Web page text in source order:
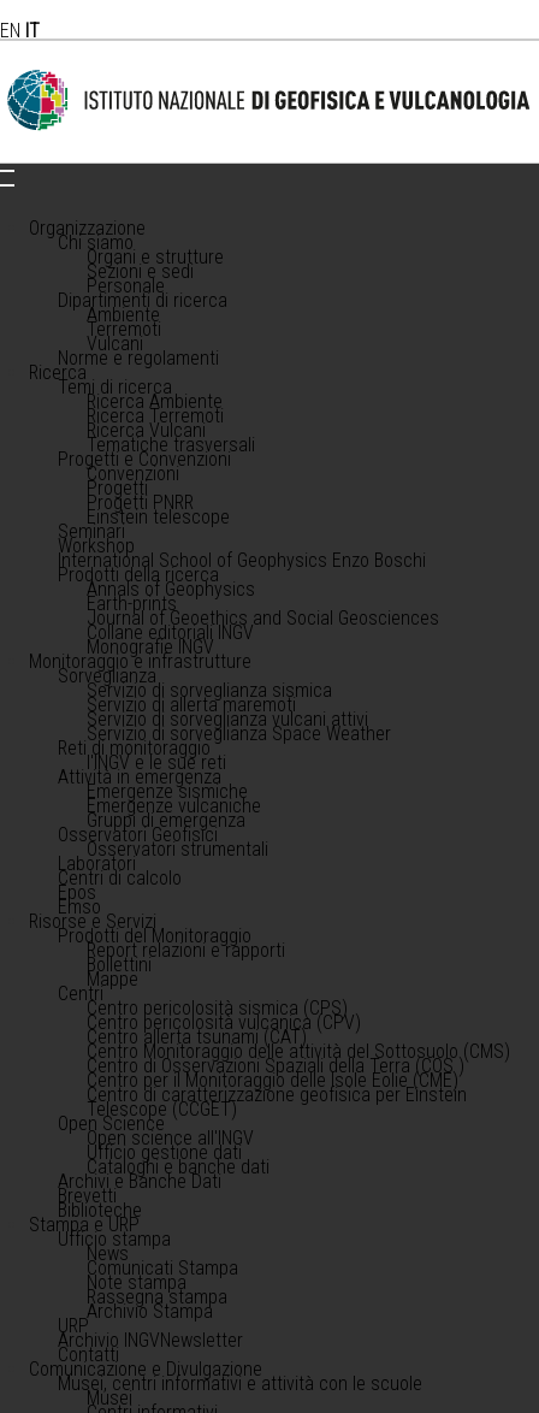
EN IT
Organizzazione
Chi siamo
Organi e strutture
Sezioni e sedi
Personale
Dipartimenti di ricerca
Ambiente
Terremoti
Vulcani
Norme e regolamenti
Ricerca
Temi di ricerca
Ricerca Ambiente
Ricerca Terremoti
Ricerca Vulcani
Tematiche trasversali
Progetti e Convenzioni
Convenzioni
Progetti
Progetti PNRR
Einstein telescope
Seminari
Workshop
International School of Geophysics Enzo Boschi
Prodotti della ricerca
Annals of Geophysics
Earth-prints
Journal of Geoethics and Social Geosciences
Collane editoriali INGV
Monografie INGV
Monitoraggio e infrastrutture
Sorveglianza
Servizio di sorveglianza sismica
Servizio di allerta maremoti
Servizio di sorveglianza vulcani attivi
Servizio di sorveglianza Space Weather
Reti di monitoraggio
l'INGV e le sue reti
Attività in emergenza
Emergenze sismiche
Emergenze vulcaniche
Gruppi di emergenza
Osservatori Geofisici
Osservatori strumentali
Laboratori
Centri di calcolo
Epos
Emso
Risorse e Servizi
Prodotti del Monitoraggio
Report relazioni e rapporti
Bollettini
Mappe
Centri
Centro pericolosità sismica (CPS)
Centro pericolosità vulcanica (CPV)
Centro allerta tsunami (CAT)
Centro Monitoraggio delle attività del Sottosuolo (CMS)
Centro di Osservazioni Spaziali della Terra (COS )
Centro per il Monitoraggio delle Isole Eolie (CME)
Centro di caratterizzazione geofisica per Einstein
Telescope (CCGET)
Open Science
Open science all'INGV
Ufficio gestione dati
Cataloghi e banche dati
Archivi e Banche Dati
Brevetti
Biblioteche
Stampa e URP
Ufficio stampa
News
Comunicati Stampa
Note stampa
Rassegna stampa
Archivio Stampa
URP
Archivio INGVNewsletter
Contatti
Comunicazione e Divulgazione
Musei, centri informativi e attività con le scuole
Musei